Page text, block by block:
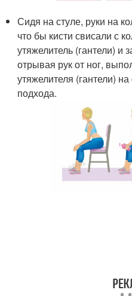
Сидя на стуле, руки на
что бы кисти свисали с
утяжелитель (гантели) и
отрывая рук от ног,
утяжелителя (гантели)
подхода.